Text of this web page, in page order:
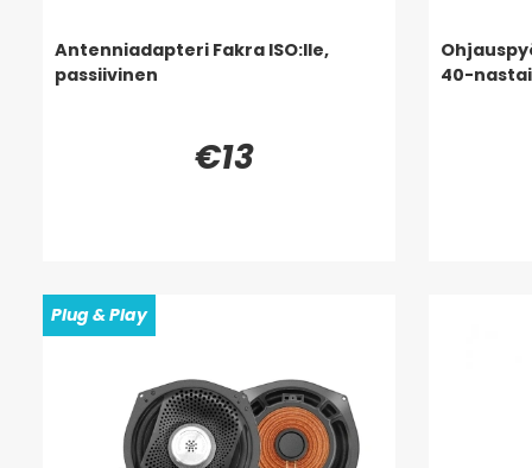
Antenniadapteri Fakra ISO:lle,
passiivinen
€13
40-
Plug & Play